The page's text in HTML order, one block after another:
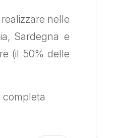
nelle
Sardegna e
(il 50% delle
completa